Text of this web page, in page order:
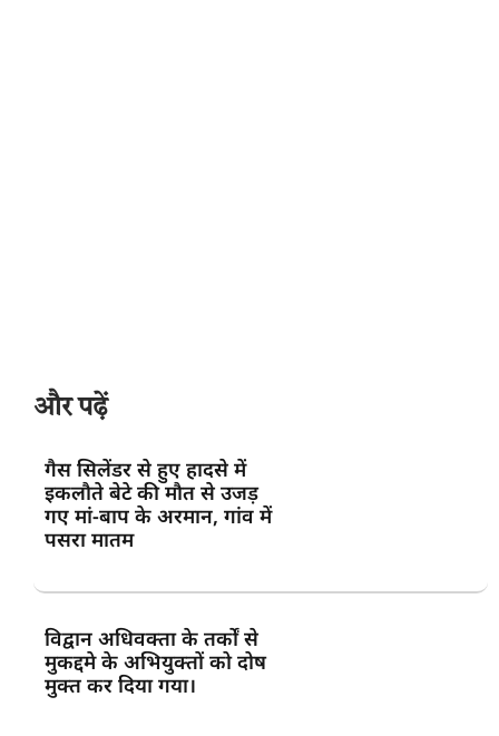
और पढ़ें
गैस सिलेंडर से हुए हादसे में
इकलौते बेटे की मौत से उजड़
गए मां-बाप के अरमान, गांव में
पसरा मातम
विद्वान अधिवक्ता के तर्कों से
मुकद्दमे के अभियुक्तों को दोष
मुक्त कर दिया गया।